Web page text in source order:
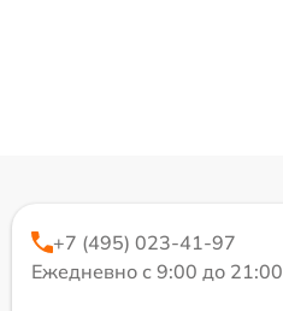
+7 (495) 023-41-97
Ежедневно с 9:00 до 21:00